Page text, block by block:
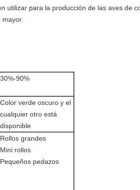
utilizar para la producción de las aves de
mayor.
30%-90%
Color verde oscuro y el
cualquier otro está
disponible
Rollos grandes
Mini rollos
Pequeños pedazos